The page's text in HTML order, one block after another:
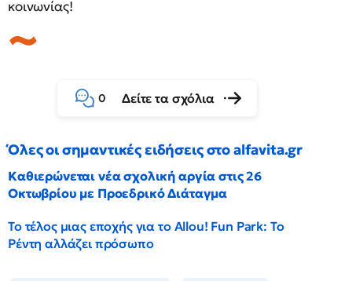
κοινωνίας!
0 Δείτε τα σχόλια
Όλες οι σημαντικές ειδήσεις στο alfavita.gr
Καθιερώνεται νέα σχολική αργία στις 26
Οκτωβρίου με Προεδρικό Διάταγμα
Το τέλος μιας εποχής για το Allou! Fun Park: Το
Ρέντη αλλάζει πρόσωπο